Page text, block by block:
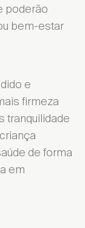
poderão
bem-estar
e
firmeza
tranquilidade
de forma
em